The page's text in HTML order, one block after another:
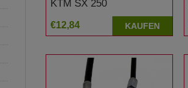
KTM SX 250
€12,84 KAUFEN